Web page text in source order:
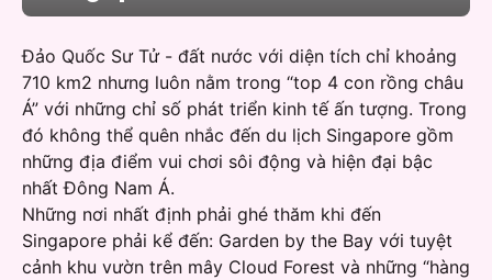
Đảo Quốc Sư Tử - đất nước với diện tích chỉ khoảng
710 km2 nhưng luôn nằm trong “top 4 con rồng châu
Á” với những chỉ số phát triển kinh tế ấn tượng. Trong
đó không thể quên nhắc đến du lịch Singapore gồm
những địa điểm vui chơi sôi động và hiện đại bậc
nhất Đông Nam Á.
Những nơi nhất định phải ghé thăm khi đến
Singapore phải kể đến: Garden by the Bay với tuyệt
cảnh khu vườn trên mây Cloud Forest và những “hàng